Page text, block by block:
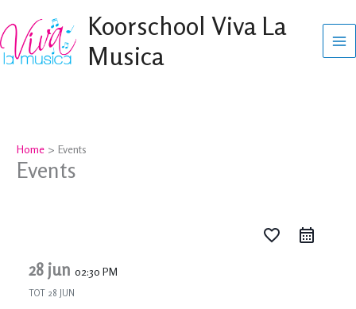
naar
de
inhoud
Koorschool Viva La
Musica
Home Events
Events
favorite_border
28 jun02:30 PM
TOT 28 JUN